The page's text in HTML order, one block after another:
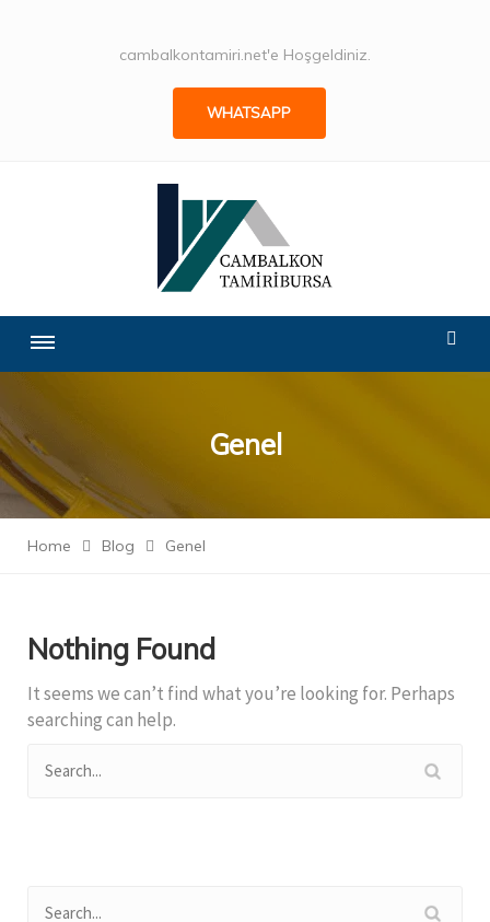
cambalkontamiri.net'e Hoşgeldiniz.
WHATSAPP
Genel
Home Blog Genel
Nothing Found
It seems we can’t find what you’re looking for. Perhaps
searching can help.